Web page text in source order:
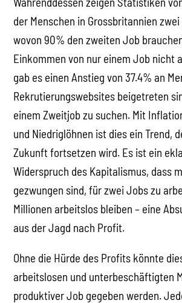
der Menschen in Grossbritannien
wovon 90% den zweiten Job
Einkommen von nur einem Job nicht
gab es einen Anstieg von 37.4% an
Rekrutierungswebsites beigetreten
einem Zweitjob zu suchen. Mit
und Niedriglöhnen ist dies ein Trend,
Zukunft fortsetzen wird. Es ist ein
Widerspruch des Kapitalismus, dass
gezwungen sind, für zwei Jobs zu
Millionen arbeitslos bleiben – eine
aus der Jagd nach Profit.
Ohne die Hürde des Profits könnte
arbeitslosen und unterbeschäftigten
produktiver Job gegeben werden.